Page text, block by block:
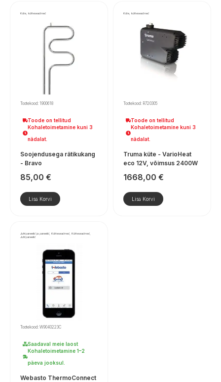
Küte, kütteseadmed
Tootekood: 1900618
Toode on tellitud
Kohaletoimetamine kuni 3
nädalat.
Soojendusega rätikukang
- Bravo
85,00 €
Lisa Korvi
Küte, kütteseadmed
Tootekood: R720305
Toode on tellitud
Kohaletoimetamine kuni 3
nädalat.
Truma küte - VarioHeat
eco 12V, võimsus 2400W
1668,00 €
Lisa Korvi
Juhtpaneelid ja paneelid, Kütteseadmed, Kütteseadmed,
Juhtpaneelid
Tootekood: W9040223C
Saadaval meie laost
Kohaletoimetamine 1–2
päeva jooksul.
Webasto ThermoConnect